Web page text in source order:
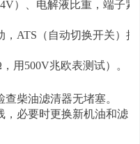
）、电解液比重，端子紧
ATS（自动切换开关）接
用500V兆欧表测试）。
柴油滤清器无堵塞。
，必要时更换新机油和滤